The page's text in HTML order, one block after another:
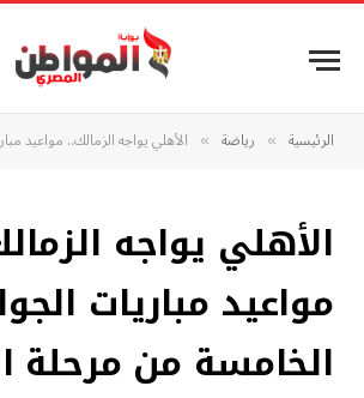
الرئيسية » رياضة » الأهلي يواجه الزمالك.. مواعيد مباريات
الأهلي يواجه
مواعيد مباريات
الخامسة من مرحلة